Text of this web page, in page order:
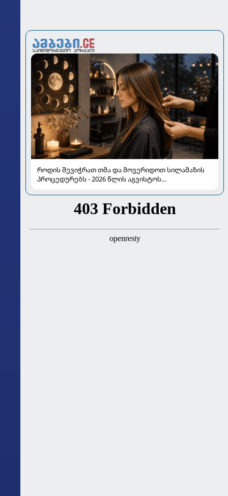
როდის შევიჭრათ თმა და მოვერიდოთ სილამაზის
პროცედურებს - 2026 წლის აგვისტოს